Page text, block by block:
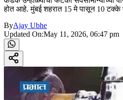
होत आहे. मुंबई शहरात 15 मे पासून 10 टक्के
ByAjay Ubhe
Updated On:May 11, 2026, 06:47 pm